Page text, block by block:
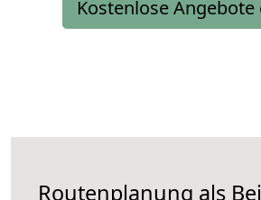
Kostenlose
Routenplanung als